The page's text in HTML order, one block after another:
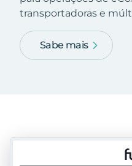
transportadoras e
Sabe mais